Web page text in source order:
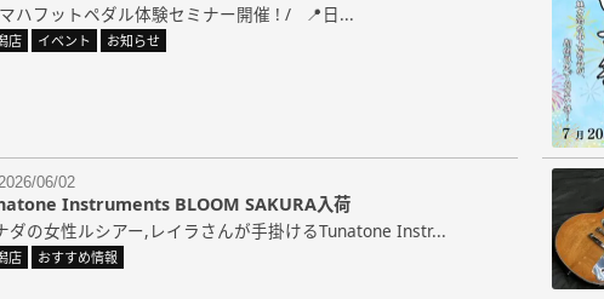
ハフットペダル体験セミナー開催 ! / 📍日...
店 イベント お知らせ
06/02
Instruments BLOOM SAKURA入荷
ダの女性ルシアー,レイラさんが手掛けるTunatone Instr...
店 おすすめ情報